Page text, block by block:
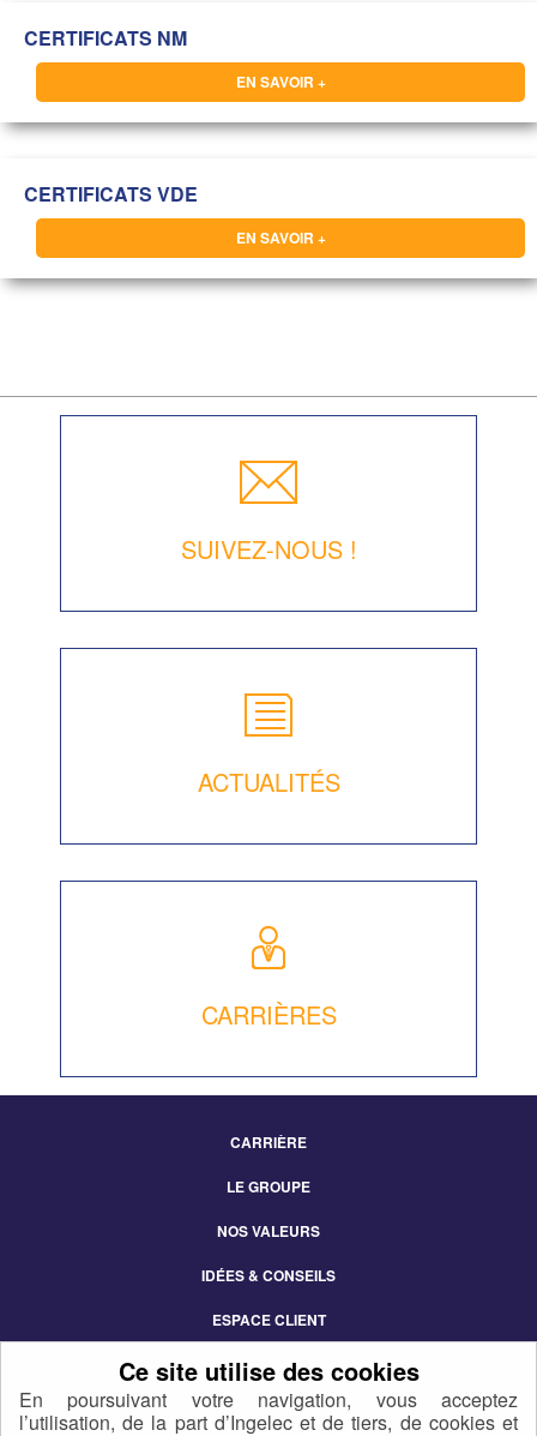
En poursuivant votre navigation, vous acceptez
l’utilisation, de la part d’Ingelec et de tiers, de cookies et
CERTIFICATS NM
EN SAVOIR +
CERTIFICATS VDE
EN SAVOIR +
SUIVEZ-NOUS !
ACTUALITÉS
CARRIÈRES
CARRIÈRE
LE GROUPE
NOS VALEURS
IDÉES & CONSEILS
ESPACE CLIENT
CONTACT